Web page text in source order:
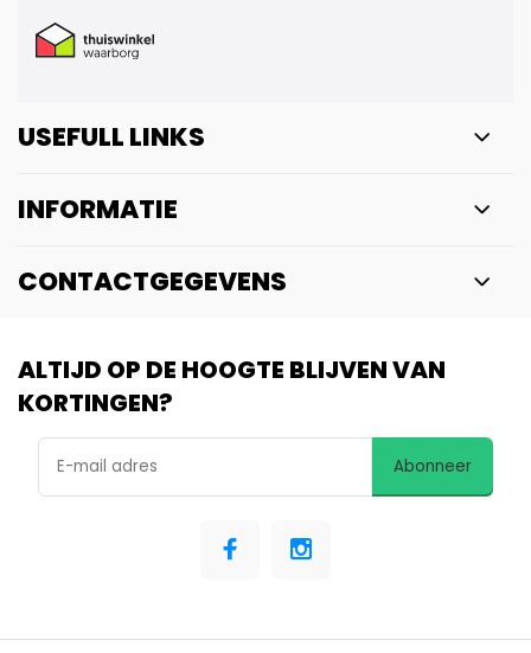
USEFULL LINKS
INFORMATIE
CONTACTGEGEVENS
ALTIJD OP DE HOOGTE BLIJVEN VAN
KORTINGEN?
Abonneer